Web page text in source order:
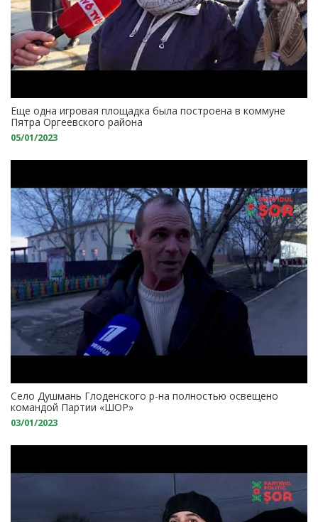
Еще одна игровая площадка была построена в коммуне
Пятра Оргеевского района
05/01/2023
Село Душмань Глоденского р-на полностью освещено
командой Партии «ШОР»
03/01/2023